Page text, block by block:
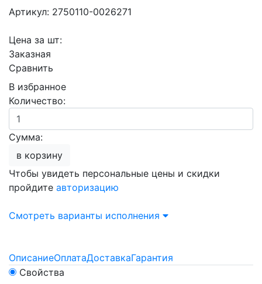
Артикул: 2750110-0026271
Цена за шт:
Заказная
Сравнить
В избранное
Количество:
Сумма:
в корзину
Чтобы увидеть персональные цены и скидки
пройдите авторизацию
Смотреть варианты исполнения
ОписаниеОплатаДоставкаГарантия
Свойства